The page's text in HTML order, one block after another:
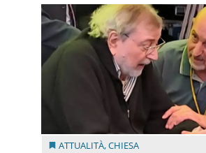
ATTUALITÀ,CHIESA